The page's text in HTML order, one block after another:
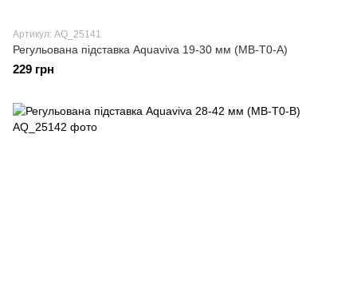
Артикул: AQ_25141
Регульована підставка Aquaviva 19-30 мм (MB-T0-A)
229 грн